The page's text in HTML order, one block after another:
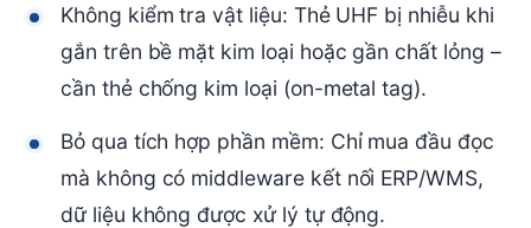
Không kiểm tra vật liệu: Thẻ UHF bị nhiễu khi
gắn trên bề mặt kim loại hoặc gần chất lỏng –
cần thẻ chống kim loại (on-metal tag).
Bỏ qua tích hợp phần mềm: Chỉ mua đầu đọc
mà không có middleware kết nối ERP/WMS,
dữ liệu không được xử lý tự động.